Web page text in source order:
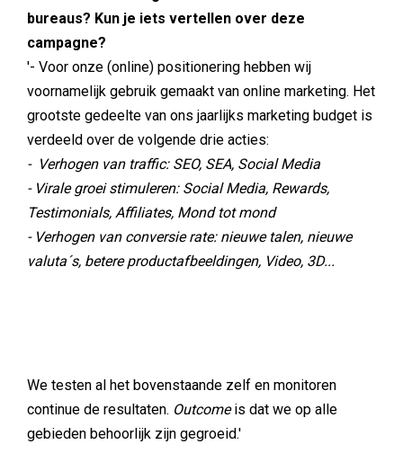
bureaus? Kun je iets vertellen over deze
campagne?
'- Voor onze (online) positionering hebben wij
voornamelijk gebruik gemaakt van online marketing. Het
grootste gedeelte van ons jaarlijks marketing budget is
verdeeld over de volgende drie acties:
- Verhogen van traffic: SEO, SEA, Social Media
- Virale groei stimuleren: Social Media, Rewards,
Testimonials, Affiliates, Mond tot mond
- Verhogen van conversie rate: nieuwe talen, nieuwe
valuta´s, betere productafbeeldingen, Video, 3D...
We testen al het bovenstaande zelf en monitoren
continue de resultaten. Outcomeis dat we op alle
gebieden behoorlijk zijn gegroeid.'